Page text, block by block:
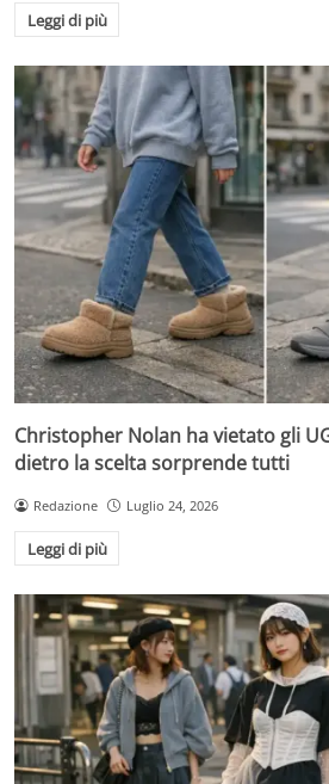
Leggi di più
Christopher Nolan ha vietato gli
dietro la scelta sorprende tutti
Redazione Luglio 24, 2026
Leggi di più